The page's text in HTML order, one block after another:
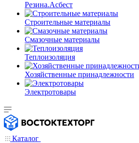
Резина.Асбест
Строительные материалы
Смазочные материалы
Теплоизоляция
Хозяйственные принадлежности
Электротовары
Каталог